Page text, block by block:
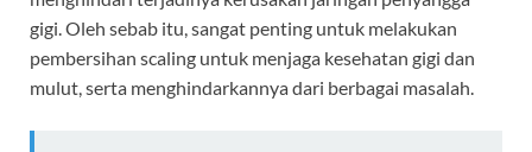
gigi. Oleh sebab itu, sangat penting untuk melakukan
pembersihan scaling untuk menjaga kesehatan gigi dan
mulut, serta menghindarkannya dari berbagai masalah.